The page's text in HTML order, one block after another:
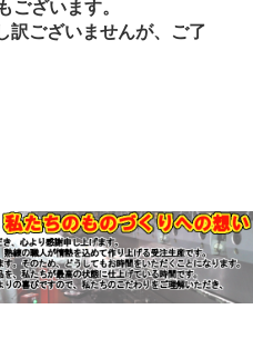
ございます。
訳ございませんが、ご了